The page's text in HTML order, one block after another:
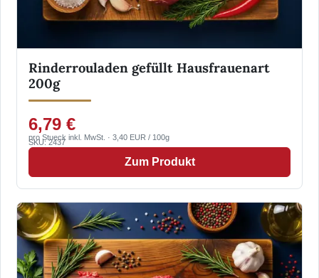
Rinderrouladen gefüllt Hausfrauenart
200g
6,79 €
pro Stueck inkl. MwSt. · 3,40 EUR / 100g
SKU: 2437
Zum Produkt